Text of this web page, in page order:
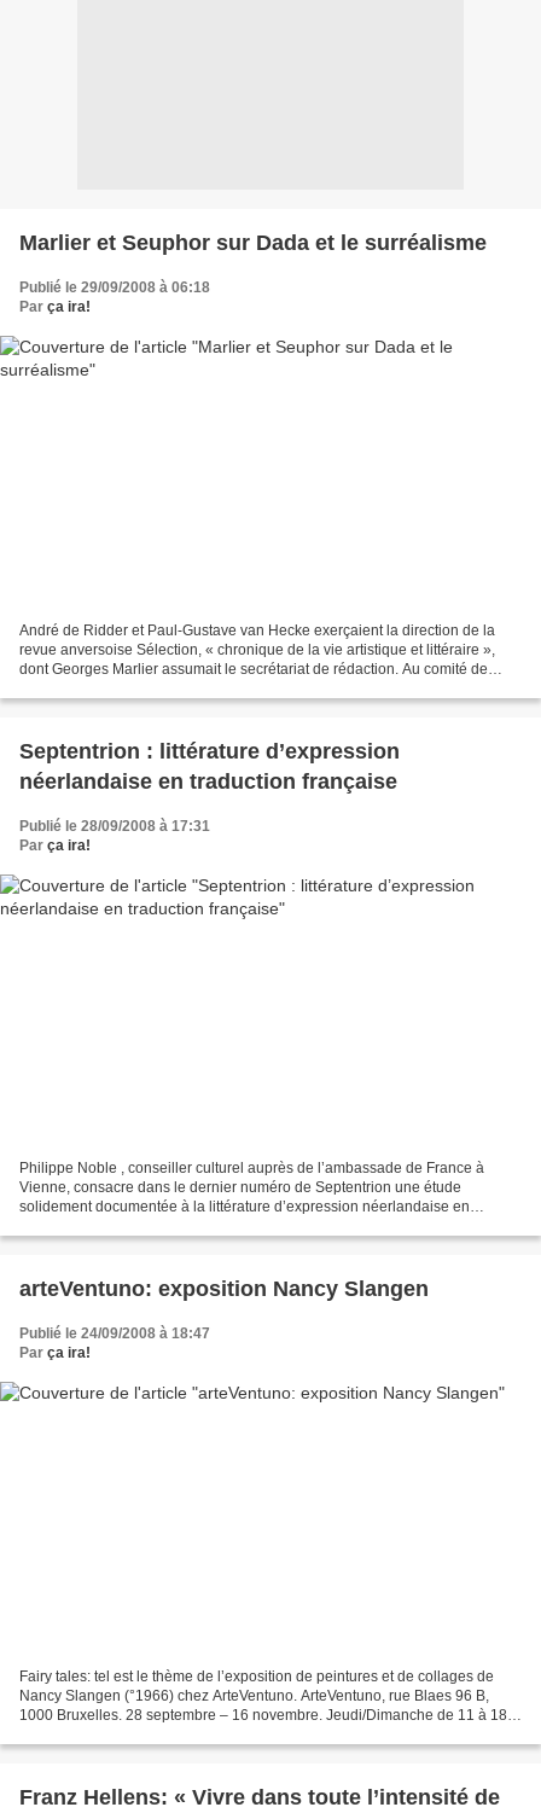
Marlier et Seuphor sur Dada et le surréalisme
Publié le 29/09/2008 à 06:18
Par ça ira!
André de Ridder et Paul-Gustave van Hecke exerçaient la direction de la
revue anversoise Sélection, « chronique de la vie artistique et littéraire »,
dont Georges Marlier assumait le secrétariat de rédaction. Au comité de
Septentrion : littérature d’expression
néerlandaise en traduction française
Publié le 28/09/2008 à 17:31
Par ça ira!
Philippe Noble , conseiller culturel auprès de l’ambassade de France à
Vienne, consacre dans le dernier numéro de Septentrion une étude
solidement documentée à la littérature d’expression néerlandaise en
arteVentuno: exposition Nancy Slangen
Publié le 24/09/2008 à 18:47
Par ça ira!
Fairy tales: tel est le thème de l’exposition de peintures et de collages de
Nancy Slangen (°1966) chez ArteVentuno. ArteVentuno, rue Blaes 96 B,
1000 Bruxelles. 28 septembre – 16 novembre. Jeudi/Dimanche de 11 à 18
Franz Hellens: « Vivre dans toute l’intensité de